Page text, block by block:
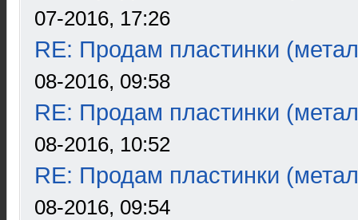
07-2016, 17:26
RE: Продам пластинки
08-2016, 09:58
RE: Продам пластинки
08-2016, 10:52
RE: Продам пластинки
08-2016, 09:54